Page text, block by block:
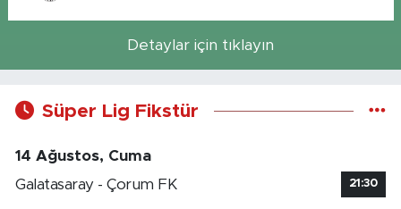
Detaylar için tıklayın
Süper Lig Fikstür
14 Ağustos, Cuma
Galatasaray - Çorum FK
21:30